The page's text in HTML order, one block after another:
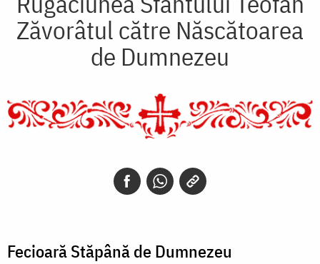
Zăvorâtul către Născătoarea
de Dumnezeu
Fecioară Stăpână de Dumnezeu